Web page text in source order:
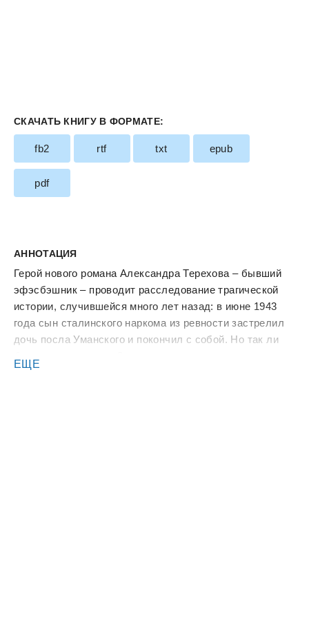
СКАЧАТЬ КНИГУ В ФОРМАТЕ:
fb2 rtf txt epub
pdf
АННОТАЦИЯ
Герой нового романа Александра Терехова – бывший
эфэсбэшник – проводит расследование трагической
истории, случившейся много лет назад: в июне 1943
года сын сталинского наркома из ревности застрелил
дочь посла Уманского и покончил с собой. Но так ли
«Каменный мост» – это роман-версия и роман-
ЕЩЕ